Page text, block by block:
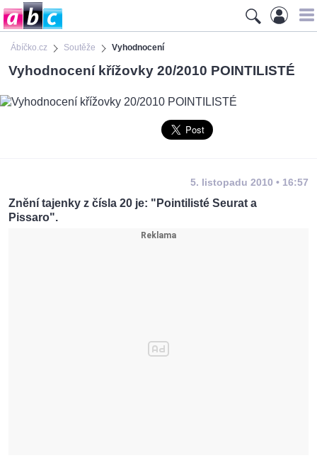
Ábíčko.cz Soutěže Vyhodnocení
Vyhodnocení křížovky 20/2010 POINTILISTÉ
5. listopadu 2010 • 16:57
Znění tajenky z čísla 20 je: "Pointilisté Seurat a
Pissaro".